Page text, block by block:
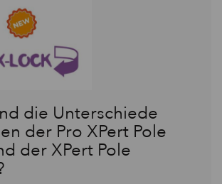
die Unterschiede
der Pro XPert Pole
der XPert Pole